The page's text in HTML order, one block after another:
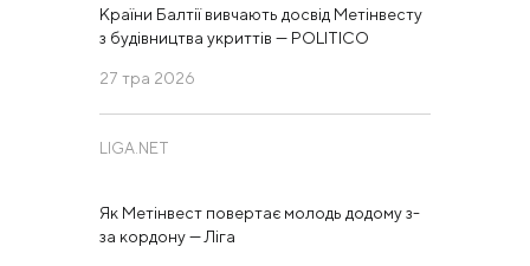
Країни Балтії вивчають досвід Метінвесту
з будівництва укриттів — POLITICO
27 тра 2026
LIGA.NET
Як Метінвест повертає молодь додому з-
за кордону — Ліга